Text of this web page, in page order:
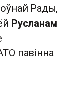
Рады,
Русланам
павінна